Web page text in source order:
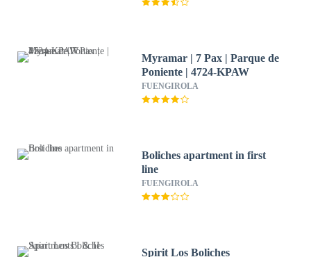
Myramar | 7 Pax | Parque de
Poniente | 4724-KPAW
FUENGIROLA
Boliches apartment in first
line
FUENGIROLA
Spirit Los Boliches